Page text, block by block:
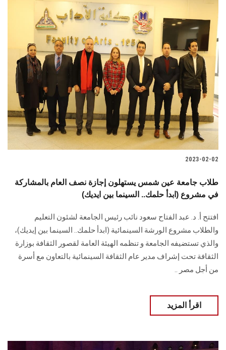
2023-02-02
طلاب جامعة عين شمس يستهلون إجازة نصف العام بالمشاركة
في مشروع (ابدأ حلمك.. السينما بين ايديك)
افتتح أ. د. عبد الفتاح سعود نائب رئيس الجامعة لشئون التعليم
والطلاب مشروع الورشة السينمائية (ابدأ حلمك.. السينما بين إيديك)،
والذي تستضيفه الجامعة و تنظمه الهيئة العامة لقصور الثقافة بوزارة
الثقافة تحت إشراف مدير عام الثقافة السينمائية بالتعاون مع أسرة
من أجل مصر ..
اقرأ المزيد